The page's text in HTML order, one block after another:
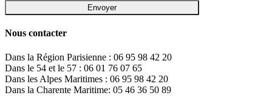
Nous contacter
Dans la Région Parisienne : 06 95 98 42 20
Dans le 54 et le 57 : 06 01 76 07 65
Dans les Alpes Maritimes : 06 95 98 42 20
Dans la Charente Maritime: 05 46 36 50 89